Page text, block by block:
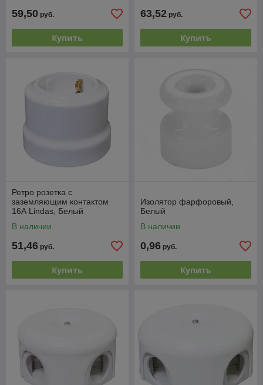
59,50 руб.
Купить
63,52 руб.
Купить
Ретро розетка с
заземляющим контактом
16А Lindas, Белый
В наличии
51,46 руб.
Купить
Изолятор фарфоровый,
Белый
В наличии
0,96 руб.
Купить